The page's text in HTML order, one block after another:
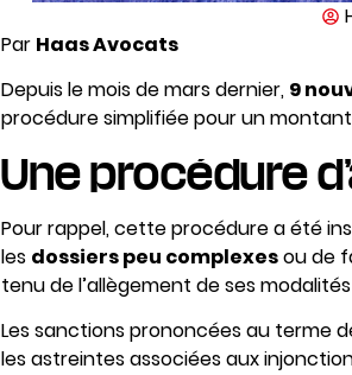
Par Haas Avocats
Depuis le mois de mars dernier, 9
procédure simplifiée pour un
Une procédure
Pour rappel, cette procédure a été
les dossiers peu complexesou de
tenu de l’allègement de ses
Les sanctions prononcées au terme
les astreintes associées aux